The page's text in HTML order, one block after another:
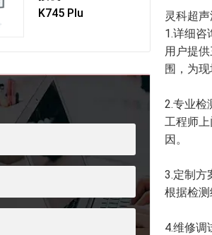
K745 Plu
灵科超
1.详细咨
用户提
围，为现
2.专业检
工程师
因。
3.定制方
根据检
4.维修调